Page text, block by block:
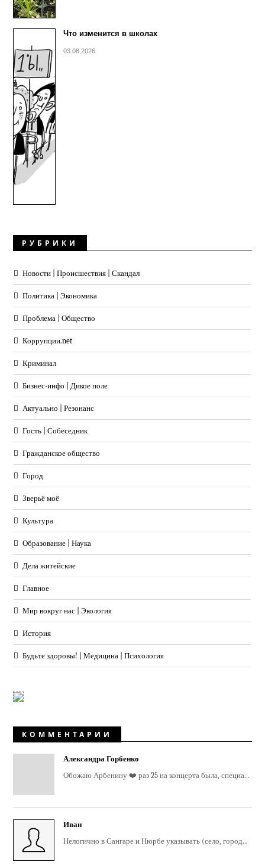
Что изменится в школах
03.08.2026
РУБРИКИ
Новости | Происшествия | Скандал
Политика | Экономика
Проблема | Общество
Коррупции.net
Криминал
Бизнес-инфо | Дикое поле
Актуально | Резонанс
Гость | Собеседник
Гражданское общество
Город
Зверьё моё
Культура
Образование | Наука
Дела житейские
Главное
Мир вокруг нас | Экология
История
Будьте здоровы! | Медицина | Психология
КОММЕНТАРИИ
Александра Горбенко
Обожаю Арбенину ❤️ раз 25 на концерта была, специа...
Иван
Нелогично в Сангаре и Нюрбе указывать (село, город...